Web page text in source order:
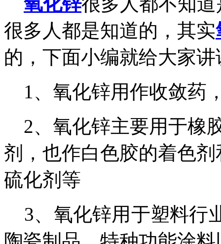
很多人都是知道的，其实
的，下面小编就给大家
1、氧化锌用作收敛药
2、氧化锌主要用于橡
剂，也作白色胶的着色
硫化剂等
3、氧化锌用于塑料行